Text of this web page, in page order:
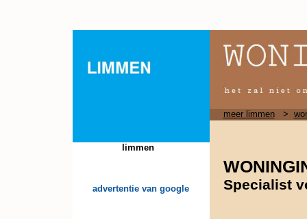
limmen
advertentie van google
meer limmen >
Specialist